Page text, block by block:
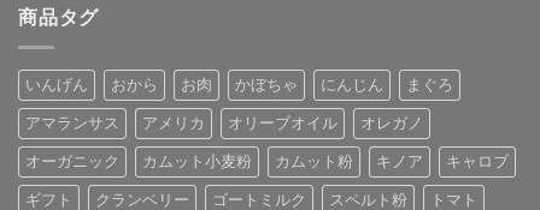
商品タグ
いんげん おから お肉 かぼちゃ にんじん まぐろ
アマランサス アメリカ オリーブオイル オレガノ
オーガニック カムット小麦粉 カムット粉 キノア キャロブ
ギフト クランベリー ゴートミルク スペルト粉 トマト